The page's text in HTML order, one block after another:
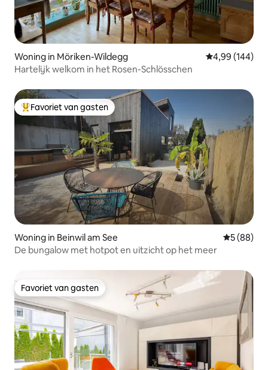
Woning in Möriken-Wildegg Gemiddelde
4,99 (144)
Hartelijk welkom in het Rosen-Schlösschen
Topfavoriet van gasten
Favoriet van gasten
Woning in Beinwil am See
5 (88)
De bungalow met hotpot en uitzicht op het meer
Favoriet van gasten
Favoriet van gasten